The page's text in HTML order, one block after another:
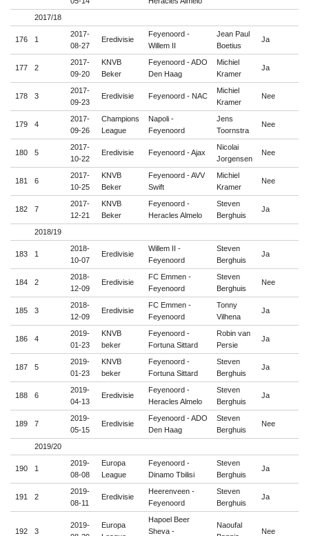
2017/18
176 1
2017-
08-27
Eredivisie
Feyenoord -
Willem II
Jean Paul
Boetius
Ja
177 2
2017-
09-20
KNVB
Beker
Feyenoord - ADO
Den Haag
Michiel
Kramer
Ja
178 3
2017-
09-23
Eredivisie Feyenoord - NAC
Michiel
Kramer
Nee
179 4
2017-
09-26
Champions
League
Napoli -
Feyenoord
Jens
Toornstra
Nee
180 5
2017-
10-22
Eredivisie Feyenoord - Ajax
Nicolai
Jorgensen
Nee
181 6
2017-
10-25
KNVB
Beker
Feyenoord - AVV
Swift
Michiel
Kramer
Nee
182 7
2017-
12-21
KNVB
Beker
Feyenoord -
Heracles Almelo
Steven
Berghuis
Ja
2018/19
183 1
2018-
10-07
Eredivisie
Willem II -
Feyenoord
Steven
Berghuis
Ja
184 2
2018-
12-09
Eredivisie
FC Emmen -
Feyenoord
Steven
Berghuis
Nee
185 3
2018-
12-09
Eredivisie
FC Emmen -
Feyenoord
Tonny
Vilhena
Ja
186 4
2019-
01-23
KNVB
beker
Feyenoord -
Fortuna Sittard
Robin van
Persie
Ja
187 5
2019-
01-23
KNVB
beker
Feyenoord -
Fortuna Sittard
Steven
Berghuis
Ja
188 6
2019-
04-13
Eredivisie
Feyenoord -
Heracles Almelo
Steven
Berghuis
Ja
189 7
2019-
05-15
Eredivisie
Feyenoord - ADO
Den Haag
Steven
Berghuis
Nee
2019/20
190 1
2019-
08-08
Europa
League
Feyenoord -
Dinamo Tbilisi
Steven
Berghuis
Ja
191 2
2019-
08-11
Eredivisie
Heerenveen -
Feyenoord
Steven
Berghuis
Ja
192 3
2019-
Europa
Hapoel Beer
Sheva -
Naoufal
Nee